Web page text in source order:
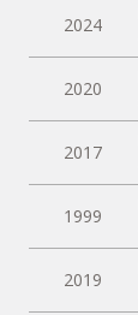
2024
2020
2017
1999
2019